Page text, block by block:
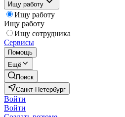
Ищу работу
Ищу работу
Ищу работу
Ищу сотрудника
Сервисы
Помощь
Ещё
Поиск
Санкт-Петербург
Войти
Войти